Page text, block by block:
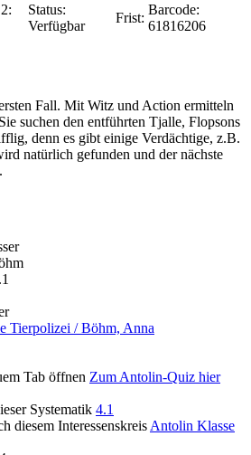
Status:
Verfügbar
Frist:
Barcode:
61816206
Fall. Mit Witz und Action ermitteln
suchen den entführten Tjalle, Flopsons
denn es gibt einige Verdächtige, z.B.
natürlich gefunden und der nächste
Tierpolizei / Böhm, Anna
Tab öffnen Zum Antolin-Quiz hier
Systematik 4.1
diesem Interessenskreis Antolin Klasse